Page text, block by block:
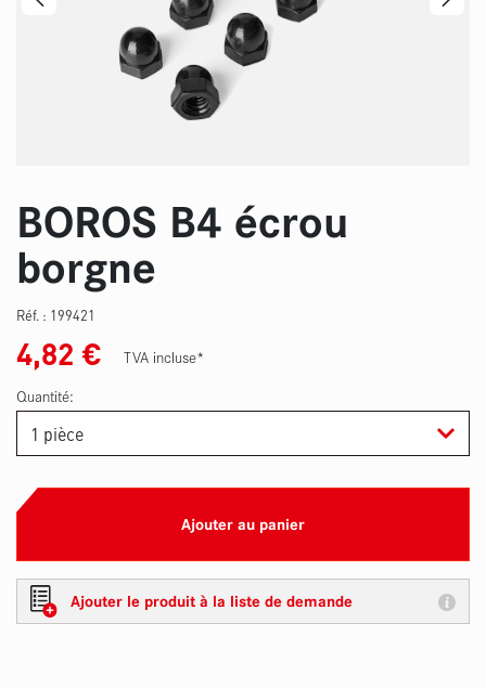
BOROS B4 écrou
borgne
Réf. : 199421
4,82 €
TVA incluse*
Quantité:
Ajouter au panier
Ajouter le produit à la liste de demande